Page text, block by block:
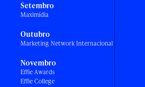
Setembro
Maximídia
Outubro
Marketing Network Internacional
Novembro
Effie Awards
Effie College